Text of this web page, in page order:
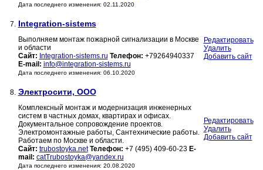
Дата последнего изменения: 02.11.2020
7. Integration-sistems
Выполняем монтаж пожарной сигнализации в Москве
и области
Сайт: Integration-sistems.ru Телефон: +79264940337
E-mail: info@integration-sistems.ru
Дата последнего изменения: 06.10.2020
Редактировать
Удалить
Добавить сайт
8. Электросити, ООО
Комплексный монтаж и модернизация инженерных
систем в частных домах, квартирах и офисах.
Документальное сопровождение проектов.
Электромонтажные работы, Сантехнические работы.
Работаем по Москве и области.
Сайт: trubostoyka.net Телефон: +7 (495) 409-60-23 E-
mail: catTrubostoyka@yandex.ru
Дата последнего изменения: 20.08.2020
Редактировать
Удалить
Добавить сайт